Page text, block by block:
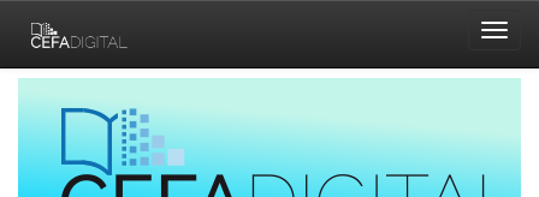
navigation